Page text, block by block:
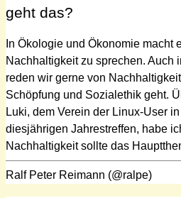
geht das?
In Ökologie und Ökonomie macht
Nachhaltigkeit zu sprechen. Auch
reden wir gerne von
Schöpfung und Sozialethik geht.
Luki, dem Verein der Linux-User
diesjährigen Jahrestreffen, habe
Nachhaltigkeit sollte das
Ralf Peter Reimann (@ralpe)